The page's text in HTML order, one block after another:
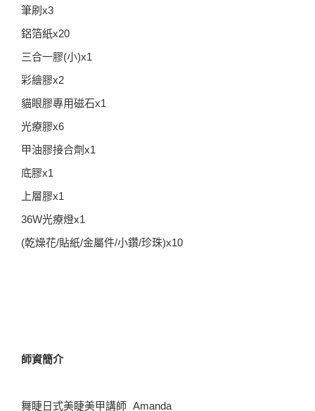
筆刷x3
鋁箔紙x20
三合一膠(小)x1
彩繪膠x2
貓眼膠專用磁石x1
光療膠x6
甲油膠接合劑x1
底膠x1
上層膠x1
36W光療燈x1
(乾燥花/貼紙/金屬件/小鑽/珍珠)x10
師資簡介
舞睫日式美睫美甲講師 Amanda